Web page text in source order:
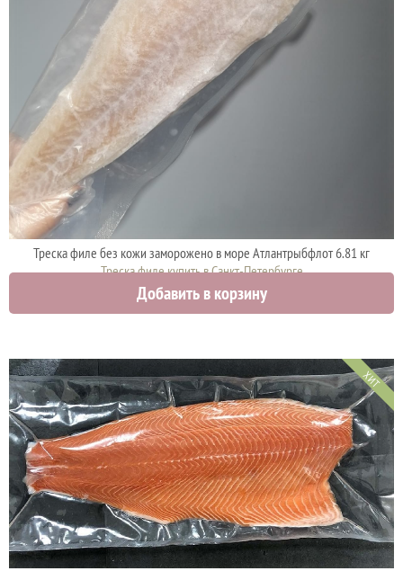
Треска филе без кожи заморожено в море Атлантрыбфлот 6.81 кг
Треска филе купить в Санкт-Петербурге
0 руб.
Добавить в корзину
ХИТ